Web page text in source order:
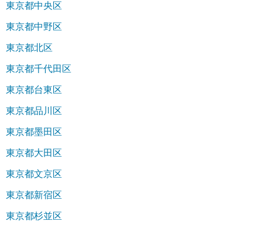
東京都中央区
東京都中野区
東京都北区
東京都千代田区
東京都台東区
東京都品川区
東京都墨田区
東京都大田区
東京都文京区
東京都新宿区
東京都杉並区